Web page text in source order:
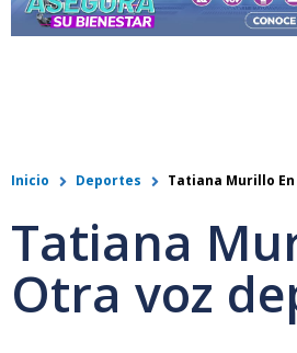
Inicio Deportes Tatiana Murillo
Tatiana
Otra voz